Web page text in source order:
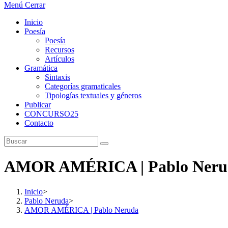
Menú Cerrar
Inicio
Poesía
Poesía
Recursos
Artículos
Gramática
Sintaxis
Categorías gramaticales
Tipologías textuales y géneros
Publicar
CONCURSO25
Contacto
AMOR AMÉRICA | Pablo
Inicio>
Pablo Neruda>
AMOR AMÉRICA | Pablo Neruda